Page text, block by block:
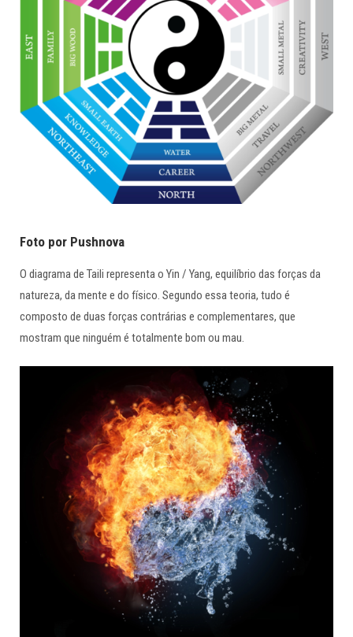
Foto por Pushnova
O diagrama de Taili representa o Yin / Yang, equilíbrio das forças da
natureza, da mente e do físico. Segundo essa teoria, tudo é
composto de duas forças contrárias e complementares, que
mostram que ninguém é totalmente bom ou mau.